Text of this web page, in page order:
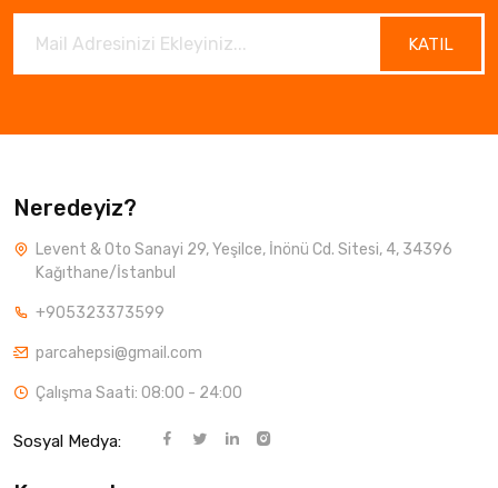
KATIL
Neredeyiz?
Levent & Oto Sanayi 29, Yeşilce, İnönü Cd. Sitesi, 4, 34396
Kağıthane/İstanbul
+905323373599
parcahepsi@gmail.com
Çalışma Saati: 08:00 - 24:00
Sosyal Medya: